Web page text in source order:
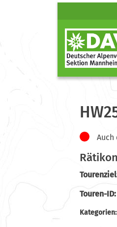
Touren-ID:
Kategorien: